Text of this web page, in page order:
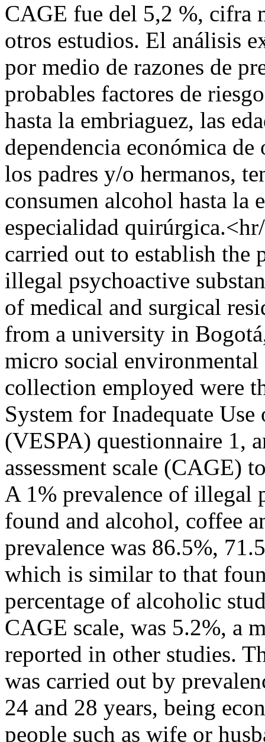
CAGE fue del 5,2 %, cifra
otros estudios. El análisis
por medio de razones de
probables factores de
hasta la embriaguez, las
dependencia económica de
los padres y/o hermanos,
consumen alcohol hasta la
especialidad
carried out to establish the
illegal psychoactive
of medical and surgical
from a university in
micro social
collection employed were
System for Inadequate
(VESPA) questionnaire 1,
assessment scale (CAGE)
A 1% prevalence of illegal
found and alcohol, coffee
prevalence was 86.5%,
which is similar to that
percentage of alcoholic
CAGE scale, was 5.2%, a
reported in other studies.
was carried out by
24 and 28 years, being
people such as wife or